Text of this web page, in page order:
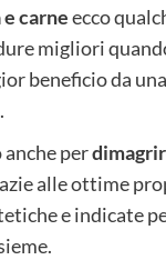
carneecco
migliori
beneficio da
per
alle ottime
e indicate